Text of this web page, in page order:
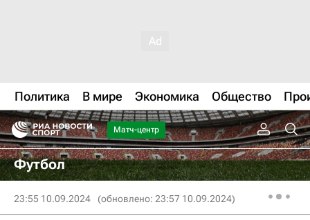
Политика В мире Экономика Общество
Матч-центр
Футбол
23:55 10.09.2024 (обновлено: 23:57 10.09.2024)